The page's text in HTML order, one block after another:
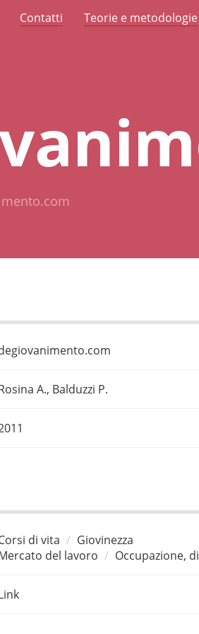
Contatti Teorie e metodologie
A., Balduzzi P.
di vita
Giovinezza
del lavoro
Occupazione,